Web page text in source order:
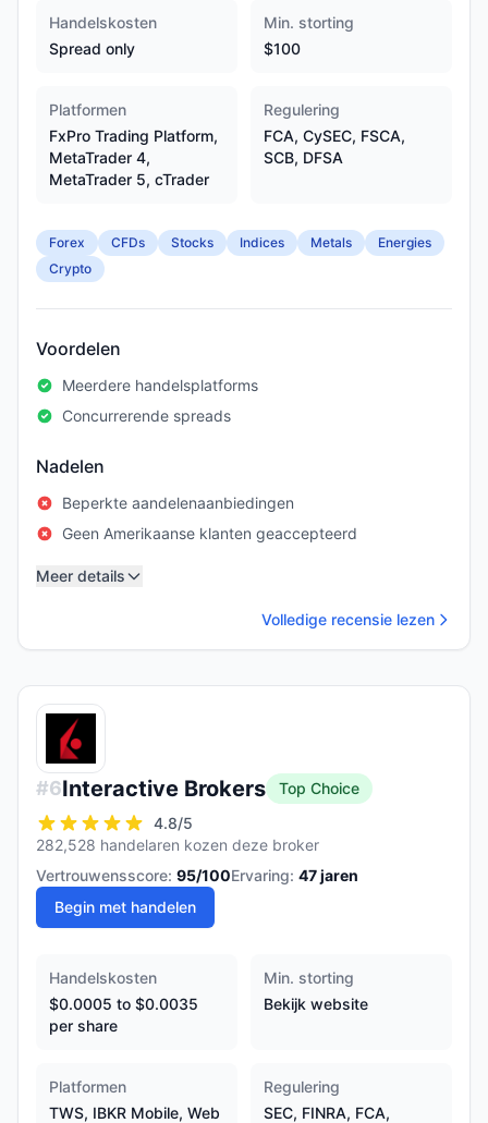
Handelskosten
Spread only
Min. storting
$100
Platformen
FxPro Trading Platform,
MetaTrader 4,
MetaTrader 5, cTrader
Regulering
FCA, CySEC, FSCA,
SCB, DFSA
Forex CFDs Stocks Indices Metals
Energies
Crypto
Voordelen
Meerdere handelsplatforms
Concurrerende spreads
Nadelen
Beperkte aandelenaanbiedingen
Geen Amerikaanse klanten geaccepteerd
Meer details
Volledige recensie lezen
#6Interactive Brokers
Top Choice
4.8/5
282,528 handelaren kozen deze broker
Vertrouwensscore: 95/100Ervaring: 47jaren
Begin met handelen
Handelskosten
$0.0005 to $0.0035
per share
Min. storting
Bekijk website
Platformen
TWS, IBKR Mobile, Web
Regulering
SEC, FINRA, FCA,